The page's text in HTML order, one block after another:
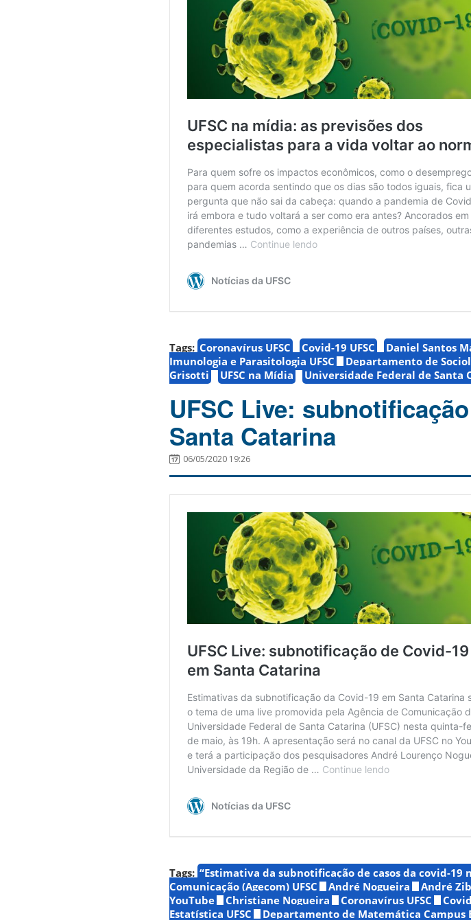
Tags: Coronavírus UFSC Covid-19 UFSC Daniel Santos
Imunologia e Parasitologia UFSC
Departamento de
Grisotti
UFSC na Mídia Universidade Federal de Santa
UFSC Live:
Santa Catarina
06/05/2020 19:26
Tags: “Estimativa da subnotificação de casos da covid-19
Comunicação (Agecom) UFSC
André Nogueira André
YouTube
Christiane Nogueira Coronavírus UFSC
Estatística UFSC
Departamento de Matemática Campus